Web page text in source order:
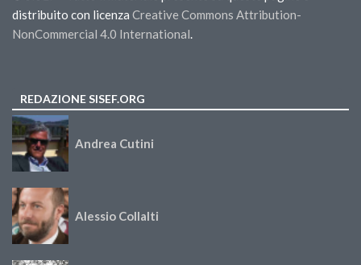
distribuito con licenza Creative Commons Attribution-
NonCommercial 4.0 International.
REDAZIONE SISEF.ORG
Andrea Cutini
Alessio Collalti